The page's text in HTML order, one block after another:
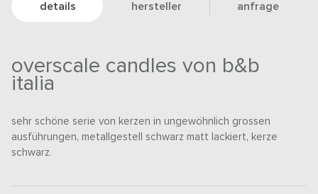
details hersteller anfrage
overscale candles von b&b
italia
sehr schöne serie von kerzen in ungewöhnlich grossen
ausführungen, metallgestell schwarz matt lackiert, kerze
schwarz.